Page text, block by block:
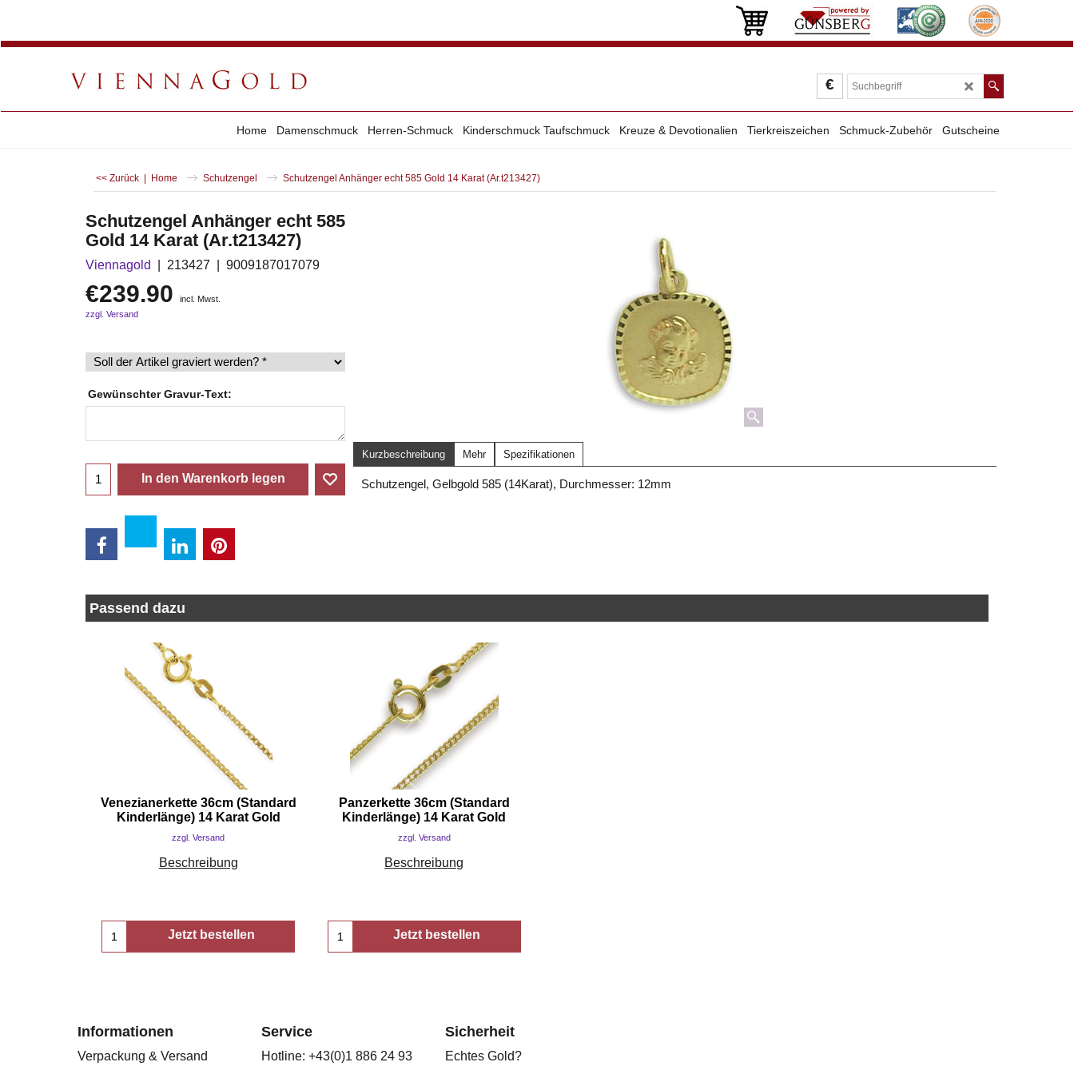
€
Home Damenschmuck Herren-Schmuck Kinderschmuck Taufschmuck Kreuze & Devotionalien Tierkreiszeichen Schmuck-Zubehör Gutscheine
<< Zurück | Home Schutzengel Schutzengel Anhänger echt 585 Gold 14 Karat (Ar.t213427)
Schutzengel Anhänger echt 585
Gold 14 Karat (Ar.t213427)
Viennagold 213427 9009187017079
€239.90
incl. Mwst.
zzgl. Versand
Gewünschter Gravur-Text:
In den Warenkorb legen
Kurzbeschreibung Mehr Spezifikationen
Schutzengel, Gelbgold 585 (14Karat), Durchmesser: 12mm
Passend dazu
Venezianerkette 36cm (Standard
Kinderlänge) 14 Karat Gold
zzgl. Versand
Beschreibung
Jetzt bestellen
Panzerkette 36cm (Standard
Kinderlänge) 14 Karat Gold
zzgl. Versand
Beschreibung
Jetzt bestellen
Informationen
Verpackung & Versand
Service
Hotline: +43(0)1 886 24 93
Sicherheit
Echtes Gold?